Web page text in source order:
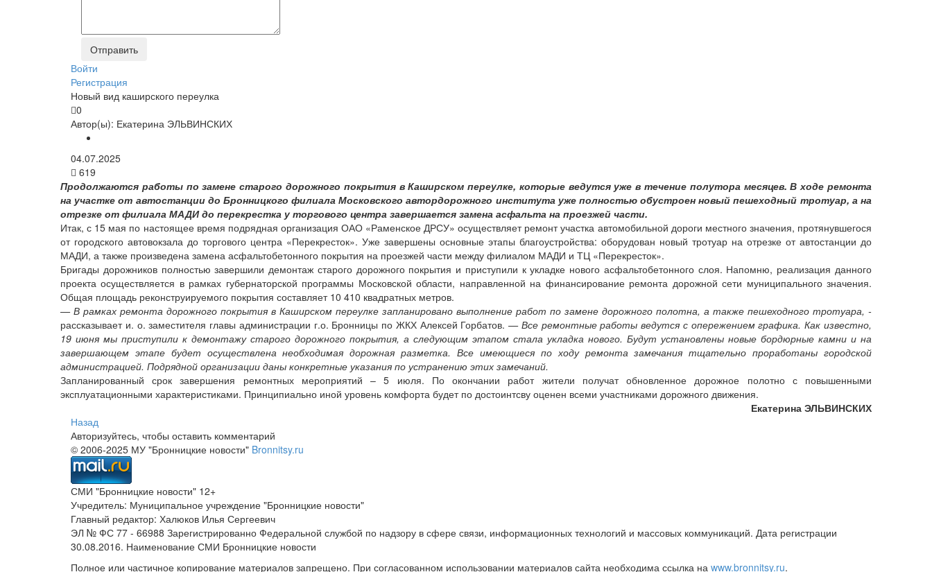
Войти
Регистрация
Новый вид каширского переулка
0
Автор(ы): Екатерина ЭЛЬВИНСКИХ
04.07.2025
619
Продолжаются работы по замене старого дорожного покрытия в Каширском переулке, которые ведутся уже в течение полутора месяцев. В ходе ремонта
на участке от автостанции до Бронницкого филиала Московского автордорожного института уже полностью обустроен новый пешеходный тротуар, а на
отрезке от филиала МАДИ до перекрестка у торгового центра завершается замена асфальта на проезжей части.
Итак, с 15 мая по настоящее время подрядная организация ОАО «Раменское ДРСУ» осуществляет ремонт участка автомобильной дороги местного значения, протянувшегося
от городского автовокзала до торгового центра «Перекресток». Уже завершены основные этапы благоустройства: оборудован новый тротуар на отрезке от автостанции до
МАДИ, а также произведена замена асфальтобетонного покрытия на проезжей части между филиалом МАДИ и ТЦ «Перекресток».
Бригады дорожников полностью завершили демонтаж старого дорожного покрытия и приступили к укладке нового асфальтобетонного слоя. Напомню, реализация данного
проекта осуществляется в рамках губернаторской программы Московской области, направленной на финансирование ремонта дорожной сети муниципального значения.
Общая площадь реконструируемого покрытия составляет 10 410 квадратных метров.
— В рамках ремонта дорожного покрытия в Каширском переулке запланировано выполнение работ по замене дорожного полотна, а также пешеходного тротуара, -
рассказывает и. о. заместителя главы администрации г.о. Бронницы по ЖКХ Алексей Горбатов. — Все ремонтные работы ведутся с опережением графика. Как известно,
19 июня мы приступили к демонтажу старого дорожного покрытия, а следующим этапом стала укладка нового. Будут установлены новые бордюрные камни и на
завершающем этапе будет осуществлена необходимая дорожная разметка. Все имеющиеся по ходу ремонта замечания тщательно проработаны городской
администрацией. Подрядной организации даны конкретные указания по устранению этих замечаний.
Запланированный срок завершения ремонтных мероприятий – 5 июля. По окончании работ жители получат обновленное дорожное полотно с повышенными
эксплуатационными характеристиками. Принципиально иной уровень комфорта будет по достоинтсву оценен всеми участниками дорожного движения.
Екатерина ЭЛЬВИНСКИХ
Назад
Авторизуйтесь, чтобы оставить комментарий
© 2006-2025 МУ "Бронницкие новости" Bronnitsy.ru
СМИ "Бронницкие новости" 12+
Учредитель: Муниципальное учреждение "Бронницкие новости"
Главный редактор: Халюков Илья Сергеевич
ЭЛ № ФС 77 - 66988 Зарегистрированно Федеральной службой по надзору в сфере связи, информационных технологий и массовых коммуникаций. Дата регистрации
30.08.2016. Наименование СМИ Бронницкие новости
Полное или частичное копирование материалов запрещено. При согласованном использовании материалов сайта необходима ссылка на www.bronnitsy.ru.